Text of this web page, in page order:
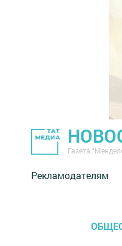
Газета
Рекламодателям